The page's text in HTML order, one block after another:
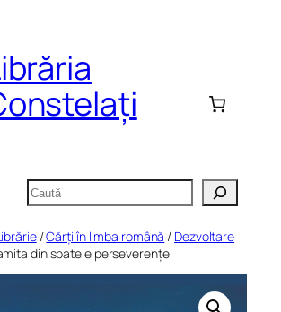
Caută
/Cărți în limba română / Dezvoltare
din spatele perseverenței